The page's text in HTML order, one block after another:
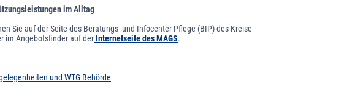
im Alltag
Sie auf der Seite des Beratungs- und Infocenter Pflege (BIP) des Kreise
im Angebotsfinder auf derInternetseite des MAGS.
und WTG Behörde